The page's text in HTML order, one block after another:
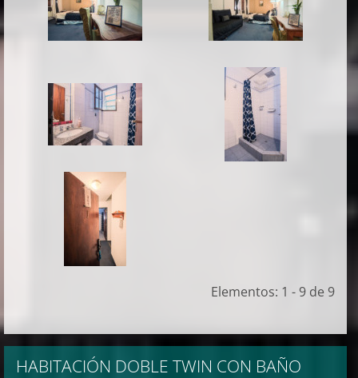
Elementos: 1 - 9 de 9
HABITACIÓN DOBLE TWIN CON BAÑO